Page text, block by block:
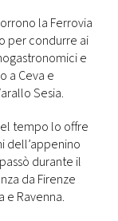
la Ferrovia
per condurre ai
e
a Ceva e
Sesia.
tempo lo offre
dell’appenino
durante il
da Firenze
e Ravenna.